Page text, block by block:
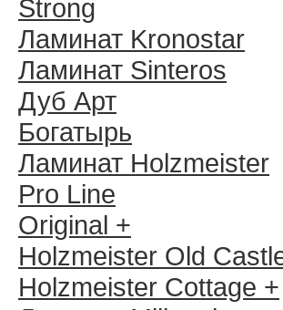
Strong
Ламинат Kronostar
Ламинат Sinteros
Дуб Арт
Богатырь
Ламинат Holzmeister
Pro Line
Original +
Holzmeister Old
Holzmeister Cottage +